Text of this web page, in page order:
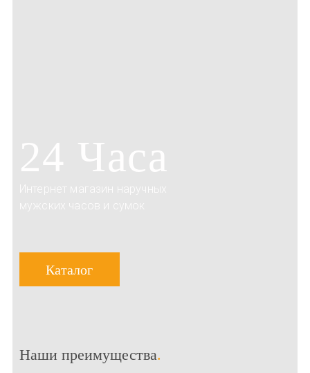
24 Часа
Интернет магазин наручных
мужских часов и сумок
Каталог
Наши преимущества.